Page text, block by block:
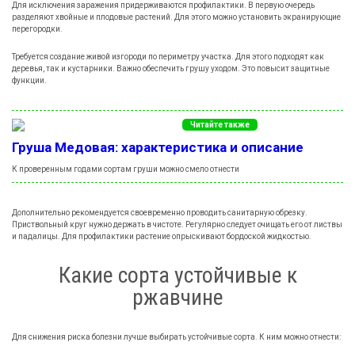
Для исключения заражения придерживаются профилактики. В первую очередь
разделяют хвойные и плодовые растений. Для этого можно установить экранирующие
перегородки.
Требуется создание живой изгороди по периметру участка. Для этого подходят как
деревья, так и кустарники. Важно обеспечить грушу уходом. Это повысит защитные
функции.
Читайте также
Груша Медовая: характеристика и описание
К проверенным годами сортам груши можно смело отнести
Дополнительно рекомендуется своевременно проводить санитарную обрезку.
Приствольный круг нужно держать в чистоте. Регулярно следует очищать его от листвы
и падалицы. Для профилактики растение опрыскивают бордоской жидкостью.
Какие сорта устойчивые к
ржавчине
Для снижения риска болезни лучше выбирать устойчивые сорта. К ним можно отнести: